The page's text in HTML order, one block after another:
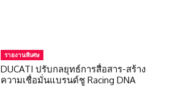
รายงานพิเศษ
DUCATI ปรับกลยุทธ์การสื่อสาร-สร้าง
ความเชื่อมั่นแบรนด์ชู Racing DNA